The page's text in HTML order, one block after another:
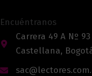
Encuéntranos
Carrera 49 A Nº
Castellana,